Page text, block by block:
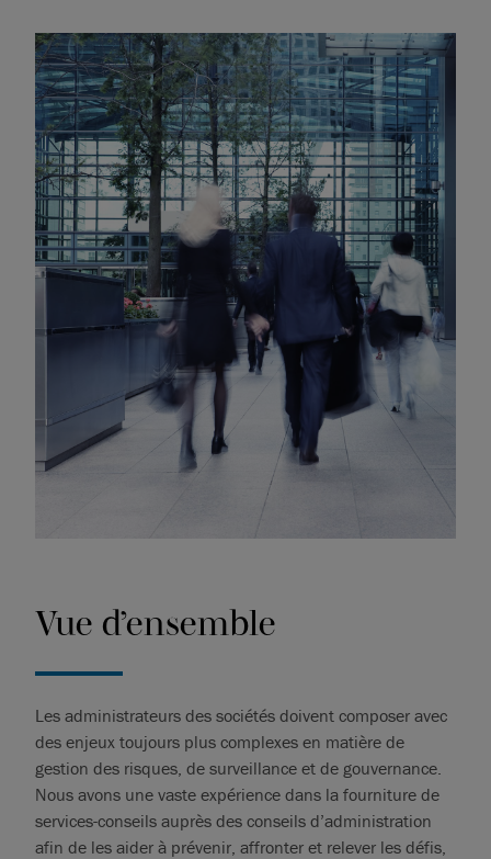
Vue d’ensemble
Les administrateurs des sociétés doivent composer avec
des enjeux toujours plus complexes en matière de
gestion des risques, de surveillance et de gouvernance.
Nous avons une vaste expérience dans la fourniture de
services-conseils auprès des conseils d’administration
afin de les aider à prévenir, affronter et relever les défis,